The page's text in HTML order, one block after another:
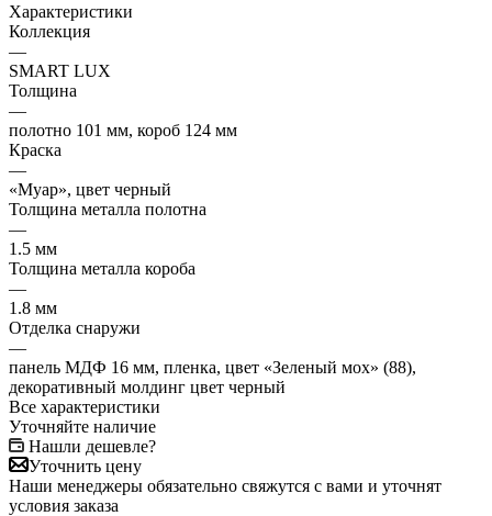
Характеристики
Коллекция
—
SMART LUX
Толщина
—
полотно 101 мм, короб 124 мм
Краска
—
«Муар», цвет черный
Толщина металла полотна
—
1.5 мм
Толщина металла короба
—
1.8 мм
Отделка снаружи
—
панель МДФ 16 мм, пленка, цвет «Зеленый мох» (88),
декоративный молдинг цвет черный
Все характеристики
Уточняйте наличие
Нашли дешевле?
Уточнить цену
Наши менеджеры обязательно свяжутся с вами и уточнят
условия заказа